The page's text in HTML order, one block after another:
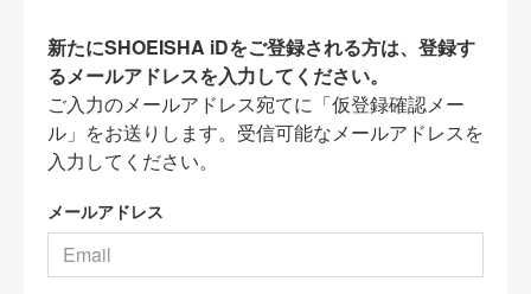
新たにSHOEISHA iDをご登録される方は、登録す
るメールアドレスを入力してください。
ご入力のメールアドレス宛てに「仮登録確認メー
ル」をお送りします。受信可能なメールアドレスを
入力してください。
メールアドレス